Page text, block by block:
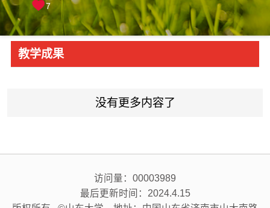
7
教学成果
没有更多内容了
访问量： 00003989
最后更新时间： 2024.4.15